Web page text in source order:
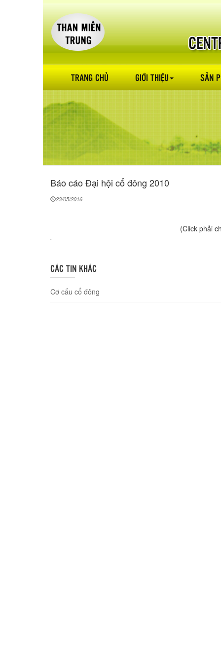
TRANG CHỦ GIỚI THIỆU SẢN
Báo cáo Đại hội cổ đông 2010
23/05/2016
(Click phải
'
CÁC TIN KHÁC
Cơ cấu cổ đông